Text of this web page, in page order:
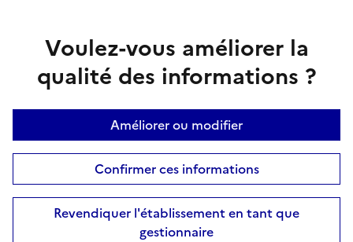
Voulez-vous améliorer la
qualité des informations ?
Améliorer ou modifier
Confirmer ces informations
Revendiquer l'établissement en tant que
gestionnaire